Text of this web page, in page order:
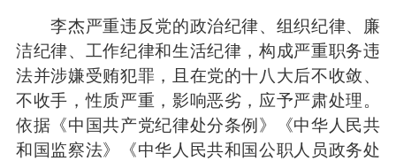
李杰严重违反党的政治纪律、组织纪律、廉
洁纪律、工作纪律和生活纪律，构成严重职务违
法并涉嫌受贿犯罪，且在党的十八大后不收敛、
不收手，性质严重，影响恶劣，应予严肃处理。
依据《中国共产党纪律处分条例》《中华人民共
和国监察法》《中华人民共和国公职人员政务处